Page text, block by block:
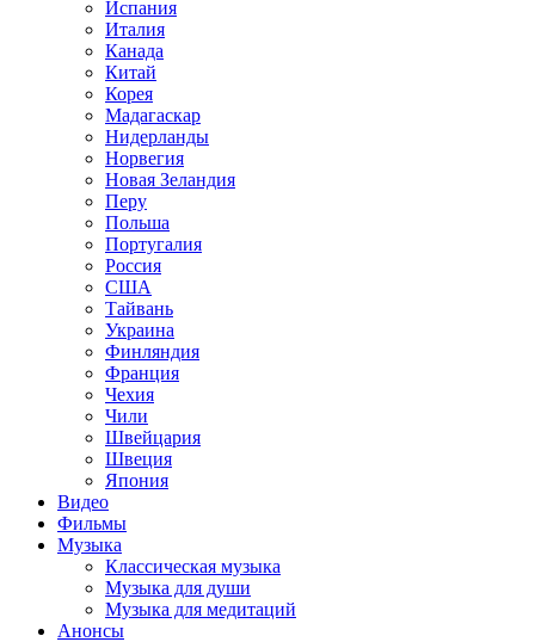
Испания
Италия
Канада
Китай
Корея
Мадагаскар
Нидерланды
Норвегия
Новая Зеландия
Перу
Польша
Португалия
Россия
США
Тайвань
Украина
Финляндия
Франция
Чехия
Чили
Швейцария
Швеция
Япония
Видео
Фильмы
Музыка
Классическая музыка
Музыка для души
Музыка для медитаций
Анонсы